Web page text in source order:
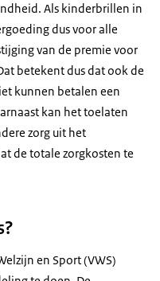
Als kinderbrillen in
dus voor alle
van de premie voor
betekent dus dat ook de
kunnen betalen een
kan het toelaten
zorg uit het
de totale zorgkosten te
en Sport (VWS)